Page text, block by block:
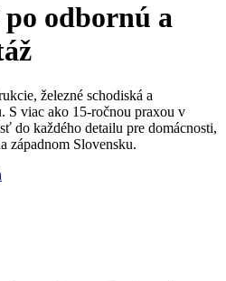
odbornú a
železné schodiská a
S viac ako 15-ročnou praxou v
do každého detailu pre domácnosti,
západnom Slovensku.